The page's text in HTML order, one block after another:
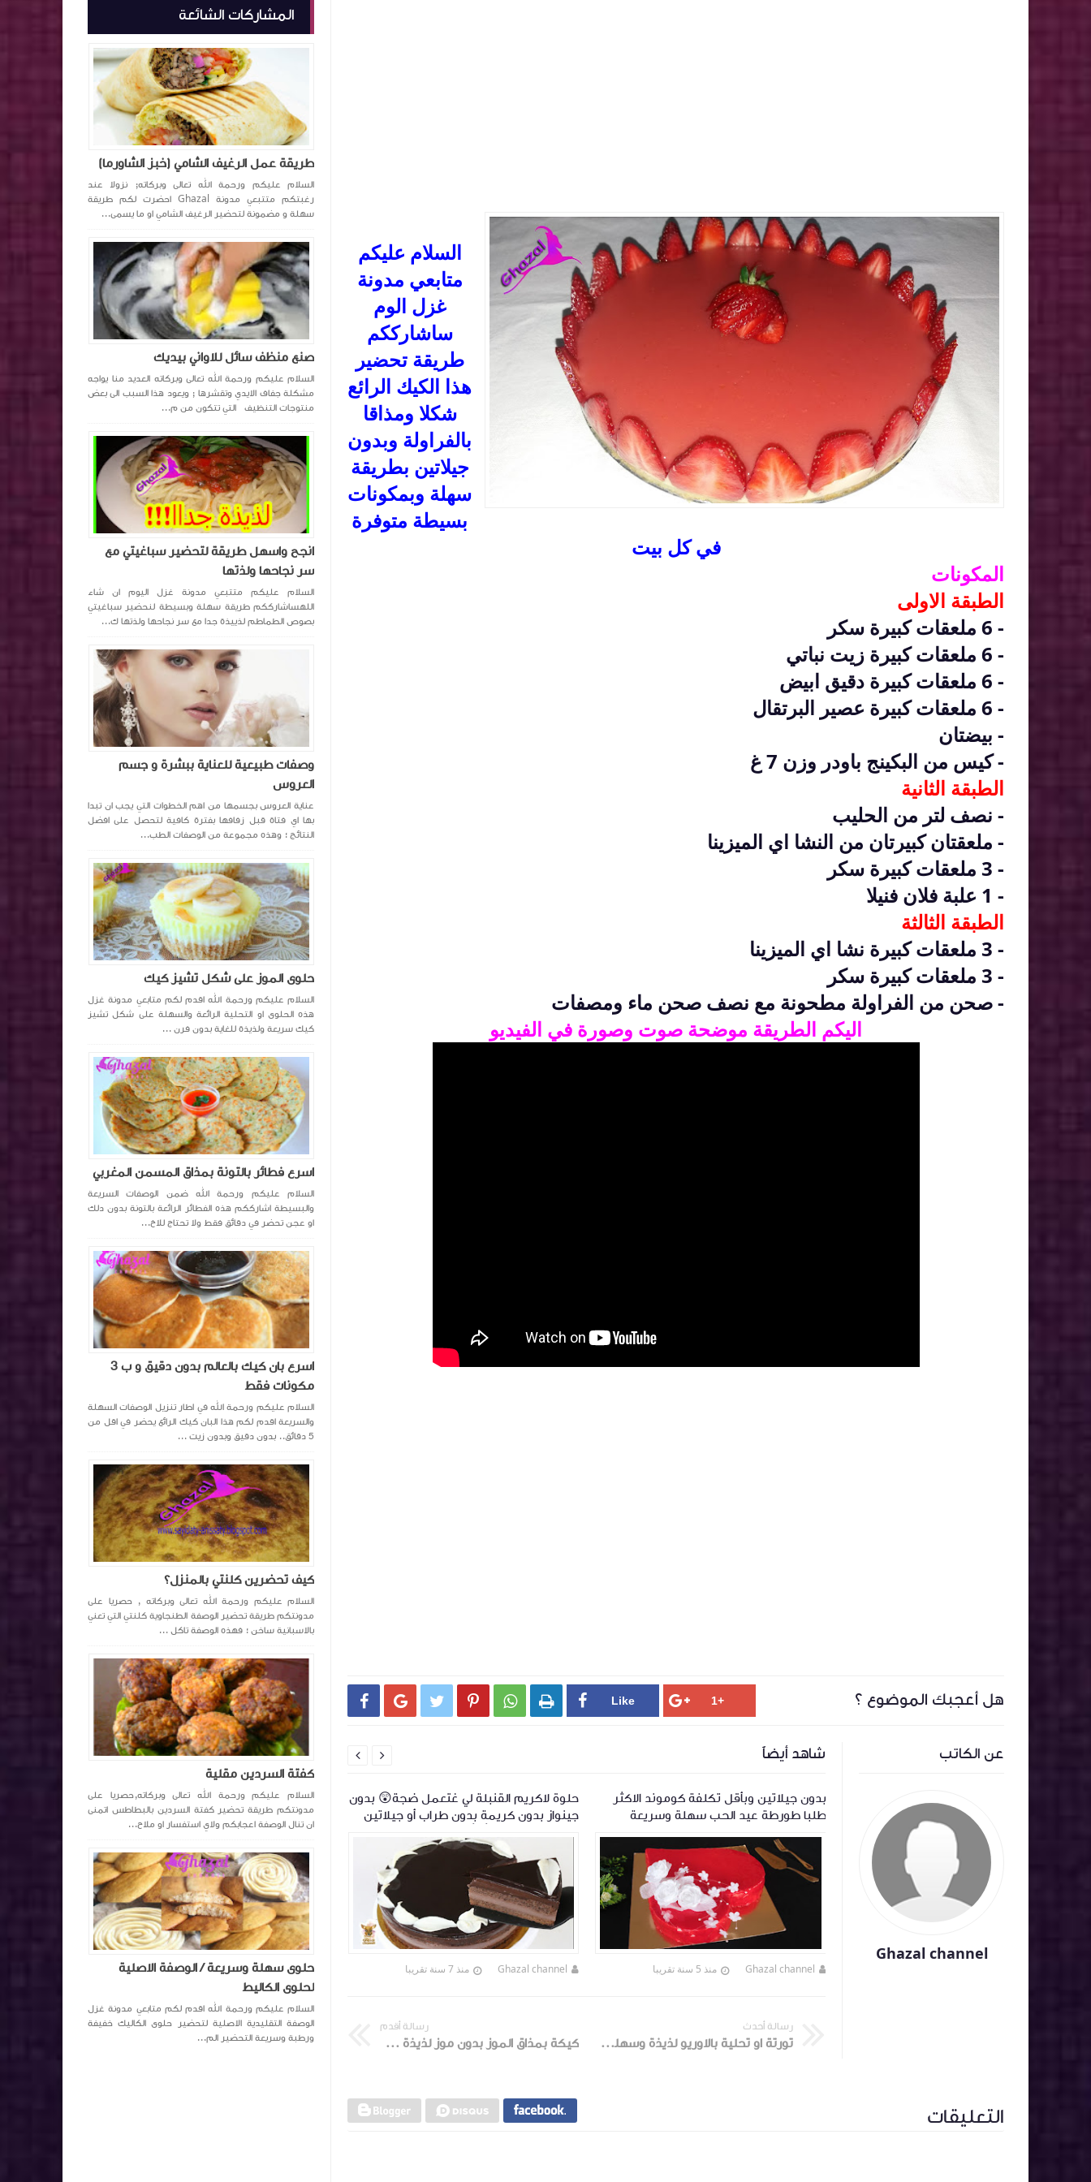
السلام عليكم
متابعي مدونة
غزل الوم
ساشارككم
طريقة تحضير
هذا الكيك الرائع
شكلا ومذاقا
بالفراولة وبدون
جيلاتين بطريقة
سهلة وبمكونات
بسيطة متوفرة
في كل بيت
المكونات
الطبقة الاولى
- 6 ملعقات كبيرة سكر
- 6 ملعقات كبيرة زيت نباتي
- 6 ملعقات كبيرة دقيق ابيض
- 6 ملعقات كبيرة عصير البرتقال
- بيضتان
- كيس من البكينج باودر وزن 7 غ
الطبقة الثانية
- نصف لتر من الحليب
- ملعقتان كبيرتان من النشا اي الميزينا
- 3 ملعقات كبيرة سكر
- 1 علبة فلان فنيلا
الطبقة الثالثة
- 3 ملعقات كبيرة نشا اي الميزينا
- 3 ملعقات كبيرة سكر
- صحن من الفراولة مطحونة مع نصف صحن ماء ومصفات
اليكم الطريقة موضحة صوت وصورة في الفيديو
هل أعجبك الموضوع ؟      
عن الكاتب
Ghazal channel
شاهد أيضاً
بدون جيلاتين وبأقل تكلفة كوموند الاكثر
طلبا طورطة عيد الحب سهلة وسريعة
Ghazal channel منذ 5 سنة تقريبا
حلوة لاكريم القنبلة لي غتعمل ضجة😲 بدون
جينواز بدون كريمة بدون طراب أو جيلاتين
Ghazal channel منذ 7 سنة تقريبا
كيكة باردة او تشيز كيك بدون فرن بدون
جيلاتين او مسكربون راقي واقتصادي
Ghazal channel منذ 7 سنة تقريبا


رسالة أحدث
تورتة او تحلية بالاوريو لذيذة وسهلة بدون جيلاتين
رسالة أقدم
كيكة بمذاق الموز بدون موز لذيذة جدا هشة وسريعة التحضير
التعليقات
المشاركات الشائعة
طريقة عمل الرغيف الشامي (خبز الشاورما)
السلام عليكم ورحمة الله تعالى وبركاته; نزولا عند
رغبتكم متتبعي مدونة Ghazal احضرت لكم طريقة
سهلة و مضمونة لتحضير الرغيف الشامي او ما يسمى...
صنع منظف سائل للاواني بيديك
السلام عليكم ورحمة الله تعالى وبركاته العديد منا يواجه
مشكلة جفاف الايدي وتقشرها ; ويعود هذا السبب الى بعض
منتوجات التنظيف التي تتكون من م...
انجح واسهل طريقة لتحضير سباغيتي مع
سر نجاحها ولذتها
السلام عليكم متتبعي مدونة غزل اليوم ان شاء
اللهساشارككم طريقة سهلة وبسيطة لنحضير سباغيتي
بصوص الطماطم لذييذة جدا مع سر نجاحها ولذتها ك...
وصفات طبيعية للعناية ببشرة و جسم
العروس
عناية العروس بجسمها من اهم الخطوات التي يجب ان تبدا
بها اي فتاة قبل زفافها بفترة كافية لتحصل على افضل
النتائج ؛ وهذه مجموعة من الوصفات الطب...
حلوى الموز على شكل تشيز كيك
السلام عليكم ورحمة الله اقدم لكم متابعي مدونة غزل
هذه الحلوى او التحلية الرائعة والسهلة على شكل تشيز
كيك سريعة ولذيذة للغاية بدون فرن ...
اسرع فطائر بالتونة بمذاق المسمن المغربي
السلام عليكم ورحمة الله ضمن الوصفات السريعة
والبسيطة اشارككم هذه الفطائر الرائعة بالتونة بدون دلك
او عجن تحضر في دقائق فقط ولا تحتاج للاخ...
اسرع بان كيك بالعالم بدون دقيق و ب 3
مكونات فقط
السلام عليكم ورحمة الله في اطار تنزيل الوصفات السهلة
والسريعة اقدم لكم هذا البان كيك الرائع يحضر في اقل من
5 دقائق.. بدون دقيق وبدون زيت ...
كيف تحضرين كلنتي بالمنزل؟
السلام عليكم ورحمة الله تعالى وبركاته , حصريا على
مدونتكم طريقة تحضير الوصفة الطنجاوية كلنتي التي تعني
بالاسبانية ساخن ؛ فهذه الوصفة تاكل ...
كفتة السردين مقلية
السلام عليكم ورحمة الله تعالى وبركاته,حصريا على
مدونتكم طريقة تحضير كفتة السردين بالبطاطس اتمنى
ان تنال الوصفة اعجابكم ولاي استفسار او ملاح...
حلوى سهلة وسريعة / الوصفة الاصلية
لحلوى الكاليط
السلام عليكم ورحمة الله اقدم لكم متابعي مدونة غزل
الوصفة التقليدية الاصلية لتحضير حلوى الكاليك خفيفة
ورطبة وسريعة التحضير الم...